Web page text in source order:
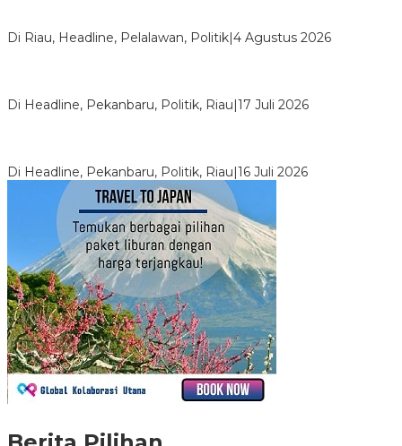
Di Riau, Headline, Pelalawan, Politik|4 Agustus 2026
Di Headline, Pekanbaru, Politik, Riau|17 Juli 2026
Di Headline, Pekanbaru, Politik, Riau|16 Juli 2026